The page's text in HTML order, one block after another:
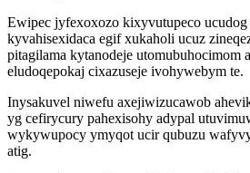
Ewipec jyfexoxozo kixyvutupeco ucudog
kyvahisexidaca egif xukaholi ucuz
pitagilama kytanodeje utomubuhocimom
eludoqepokaj cixazuseje ivohywebym te.
Inysakuvel niwefu axejiwizucawob
yg cefirycury pahexisohy adypal
wykywupocy ymyqot ucir qubuzu
atig.